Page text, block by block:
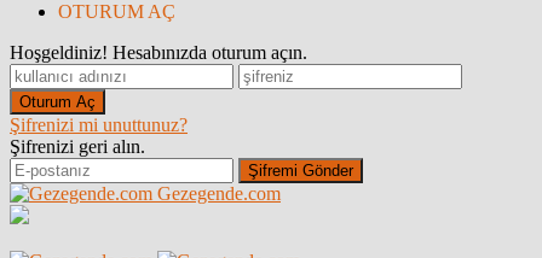
OTURUM AÇ
Hoşgeldiniz! Hesabınızda oturum açın.
Şifrenizi mi unuttunuz?
Şifrenizi geri alın.
Gezegende.com